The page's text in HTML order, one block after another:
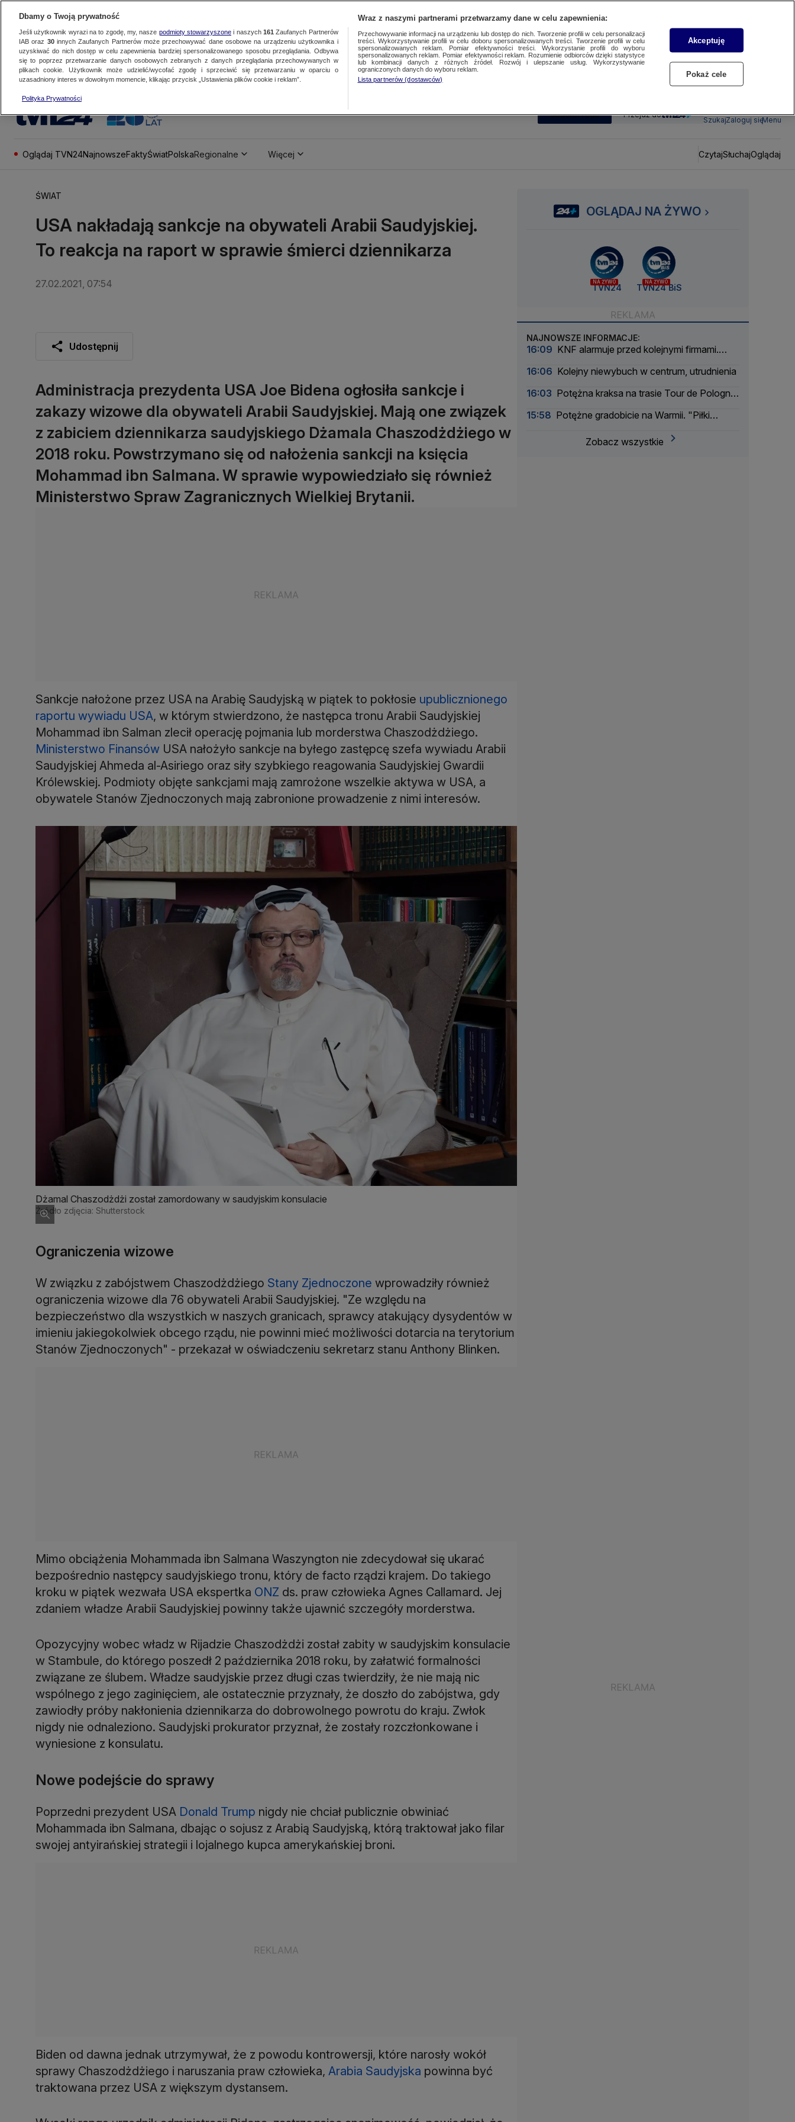
SUBSKRYBUJ Przejdź do
SzukajZaloguj sięMenu
Oglądaj TVN24NajnowszeFaktyŚwiatPolskaRegionalne Więcej CzytajSłuchajOglądaj
ŚWIAT
USA nakładają sankcje na obywateli Arabii Saudyjskiej.
To reakcja na raport w sprawie śmierci dziennikarza
27.02.2021, 07:54
Udostępnij
Administracja prezydenta USA Joe Bidena ogłosiła sankcje i
zakazy wizowe dla obywateli Arabii Saudyjskiej. Mają one związek
z zabiciem dziennikarza saudyjskiego Dżamala Chaszodżdżiego w
2018 roku. Powstrzymano się od nałożenia sankcji na księcia
Mohammad ibn Salmana. W sprawie wypowiedziało się również
Ministerstwo Spraw Zagranicznych Wielkiej Brytanii.
Sankcje nałożone przez USA na Arabię Saudyjską w piątek to pokłosie upublicznionego
raportu wywiadu USA, w którym stwierdzono, że następca tronu Arabii Saudyjskiej
Mohammad ibn Salman zlecił operację pojmania lub morderstwa Chaszodżdżiego.
Ministerstwo Finansów USA nałożyło sankcje na byłego zastępcę szefa wywiadu Arabii
Saudyjskiej Ahmeda al-Asiriego oraz siły szybkiego reagowania Saudyjskiej Gwardii
Królewskiej. Podmioty objęte sankcjami mają zamrożone wszelkie aktywa w USA, a
obywatele Stanów Zjednoczonych mają zabronione prowadzenie z nimi interesów.
Dżamal Chaszodżdżi został zamordowany w saudyjskim konsulacie
Źródło zdjęcia: Shutterstock
Ograniczenia wizowe
W związku z zabójstwem Chaszodżdżiego Stany Zjednoczone wprowadziły również
ograniczenia wizowe dla 76 obywateli Arabii Saudyjskiej. "Ze względu na
bezpieczeństwo dla wszystkich w naszych granicach, sprawcy atakujący dysydentów w
imieniu jakiegokolwiek obcego rządu, nie powinni mieć możliwości dotarcia na terytorium
Stanów Zjednoczonych" - przekazał w oświadczeniu sekretarz stanu Anthony Blinken.
Mimo obciążenia Mohammada ibn Salmana Waszyngton nie zdecydował się ukarać
bezpośrednio następcy saudyjskiego tronu, który de facto rządzi krajem. Do takiego
kroku w piątek wezwała USA ekspertka ONZ ds. praw człowieka Agnes Callamard. Jej
zdaniem władze Arabii Saudyjskiej powinny także ujawnić szczegóły morderstwa.
Opozycyjny wobec władz w Rijadzie Chaszodżdżi został zabity w saudyjskim konsulacie
w Stambule, do którego poszedł 2 października 2018 roku, by załatwić formalności
związane ze ślubem. Władze saudyjskie przez długi czas twierdziły, że nie mają nic
wspólnego z jego zaginięciem, ale ostatecznie przyznały, że doszło do zabójstwa, gdy
zawiodły próby nakłonienia dziennikarza do dobrowolnego powrotu do kraju. Zwłok
nigdy nie odnaleziono. Saudyjski prokurator przyznał, że zostały rozczłonkowane i
wyniesione z konsulatu.
Nowe podejście do sprawy
Poprzedni prezydent USA Donald Trump nigdy nie chciał publicznie obwiniać
Mohammada ibn Salmana, dbając o sojusz z Arabią Saudyjską, którą traktował jako filar
swojej antyirańskiej strategii i lojalnego kupca amerykańskiej broni.
Biden od dawna jednak utrzymywał, że z powodu kontrowersji, które narosły wokół
sprawy Chaszodżdżiego i naruszania praw człowieka, Arabia Saudyjska powinna być
traktowana przez USA z większym dystansem.
OGLĄDAJ NA ŻYWO
NA ŻYWO
TVN24
NA ŻYWO
TVN24 BiS
NAJNOWSZE INFORMACJE:
16:09 KNF alarmuje przed kolejnymi firmami.
16:06 Kolejny niewybuch w centrum, utrudnienia
16:03 Potężna kraksa na trasie Tour de Pologne.
15:58 Potężne gradobicie na Warmii. "Piłki
Zobacz wszystkie
Dbamy o Twoją prywatność
Jeśli użytkownik wyrazi na to zgodę, my, nasze podmioty stowarzyszonei naszych 161 Zaufanych Partnerów
IAB oraz 30innych Zaufanych Partnerów może przechowywać dane osobowe na urządzeniu użytkownika i
uzyskiwać do nich dostęp w celu zapewnienia bardziej spersonalizowanego sposobu przeglądania. Odbywa
się to poprzez przetwarzanie danych osobowych zebranych z danych przeglądania przechowywanych w
plikach cookie. Użytkownik może udzielić/wycofać zgodę i sprzeciwić się przetwarzaniu w oparciu o
uzasadniony interes w dowolnym momencie, klikając przycisk „Ustawienia plików cookie i reklam”.
Polityka Prywatności
Wraz z naszymi partnerami przetwarzamy dane w celu zapewnienia:
Przechowywanie informacji na urządzeniu lub dostęp do nich. Tworzenie profili w celu personalizacji
treści. Wykorzystywanie profili w celu doboru spersonalizowanych treści. Tworzenie profili w celu
spersonalizowanych reklam. Pomiar efektywności treści. Wykorzystanie profili do wyboru
spersonalizowanych reklam. Pomiar efektywności reklam. Rozumienie odbiorców dzięki statystyce
lub kombinacji danych z różnych źródeł. Rozwój i ulepszanie usług. Wykorzystywanie
ograniczonych danych do wyboru reklam.
Lista partnerów (dostawców)
Akceptuję
Pokaż cele